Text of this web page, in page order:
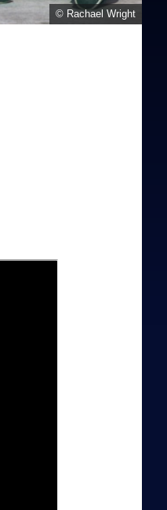
© Rachael Wright